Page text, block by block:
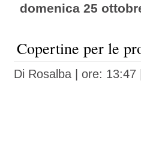
domenica 25
Copertine per le
Di Rosalba| ore: 13:47 |